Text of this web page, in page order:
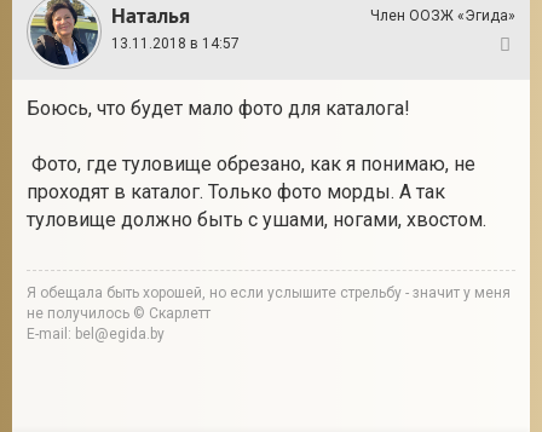
Наталья
Член ООЗЖ «Эгида»
13.11.2018 в 14:57
Боюсь, что будет мало фото для каталога!
Фото, где туловище обрезано, как я понимаю, не
проходят в каталог. Только фото морды. А так
туловище должно быть с ушами, ногами, хвостом.
Я обещала быть хорошей, но если услышите стрельбу - значит у меня
не получилось © Скарлетт
E-mail: bel@egida.by